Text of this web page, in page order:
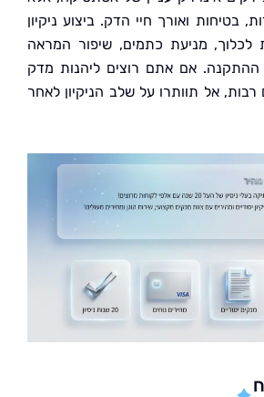
חיי הדק. ביצוע ניקיון
מניעת כתמים, שיפור המראה
אם אתם רוצים ליהנות מדק
תוותרו על שלב הניקיון לאחר